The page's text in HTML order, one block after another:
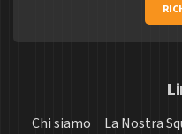
Chi siamo La Nostra